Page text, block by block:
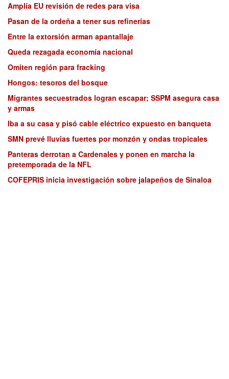
Amplía EU revisión de redes para visa
Pasan de la ordeña a tener sus refinerías
Entre la extorsión arman apantallaje
Queda rezagada economía nacional
Omiten región para fracking
Hongos: tesoros del bosque
Migrantes secuestrados logran escapar; SSPM asegura casa
y armas
Iba a su casa y pisó cable eléctrico expuesto en banqueta
SMN prevé lluvias fuertes por monzón y ondas tropicales
Panteras derrotan a Cardenales y ponen en marcha la
pretemporada de la NFL
COFEPRIS inicia investigación sobre jalapeños de Sinaloa